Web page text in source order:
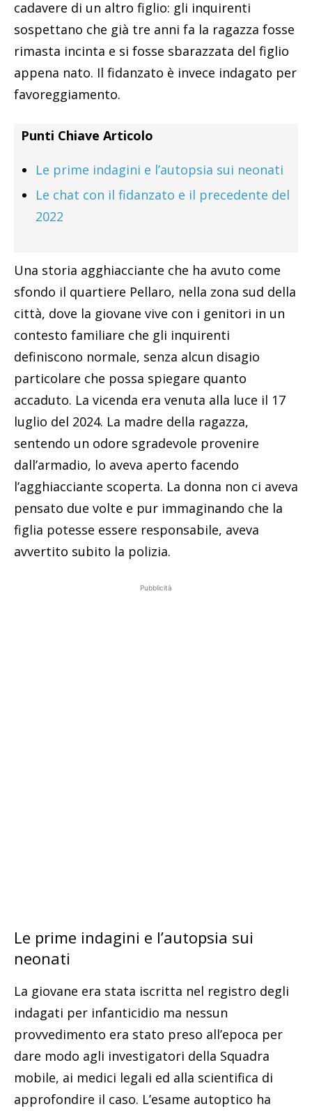
cadavere di un altro figlio: gli inquirenti
sospettano che già tre anni fa la ragazza fosse
rimasta incinta e si fosse sbarazzata del figlio
appena nato. Il fidanzato è invece indagato per
favoreggiamento.
Punti Chiave Articolo
Le prime indagini e l’autopsia sui neonati
Le chat con il fidanzato e il precedente del
2022
Una storia agghiacciante che ha avuto come
sfondo il quartiere Pellaro, nella zona sud della
città, dove la giovane vive con i genitori in un
contesto familiare che gli inquirenti
definiscono normale, senza alcun disagio
particolare che possa spiegare quanto
accaduto. La vicenda era venuta alla luce il 17
luglio del 2024. La madre della ragazza,
sentendo un odore sgradevole provenire
dall’armadio, lo aveva aperto facendo
l’agghiacciante scoperta. La donna non ci aveva
pensato due volte e pur immaginando che la
figlia potesse essere responsabile, aveva
avvertito subito la polizia.
Pubblicità
Le prime indagini e l’autopsia sui
neonati
La giovane era stata iscritta nel registro degli
indagati per infanticidio ma nessun
provvedimento era stato preso all’epoca per
dare modo agli investigatori della Squadra
mobile, ai medici legali ed alla scientifica di
approfondire il caso. L’esame autoptico ha